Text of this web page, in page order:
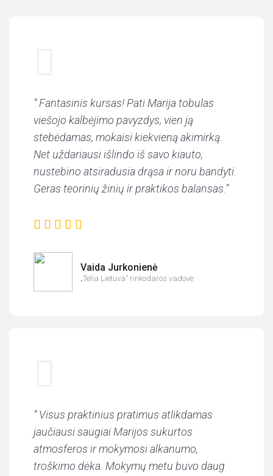
“ Fantasinis kursas! Pati Marija tobulas
viešojo kalbėjimo pavyzdys, vien ją
stebėdamas, mokaisi kiekvieną akimirką.
Net uždariausi išlindo iš savo kiauto,
nustebino atsiradusia drąsa ir noru bandyti.
Geras teorinių žinių ir praktikos balansas.”
Vaida Jurkonienė
„Telia Lietuva” rinkodaros vadovė
“ Visus praktinius pratimus atlikdamas
jaučiausi saugiai Marijos sukurtos
atmosferos ir mokymosi alkanumo,
troškimo dėka. Mokymų metu buvo daug